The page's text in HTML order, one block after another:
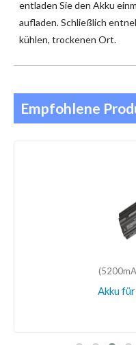
entladen Sie den Akku
aufladen. Schließlich
kühlen, trockenen Ort.
Empfohlene
Akku